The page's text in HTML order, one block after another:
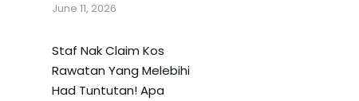
June 11, 2026
Staf Nak Claim Kos
Rawatan Yang Melebihi
Had Tuntutan! Apa